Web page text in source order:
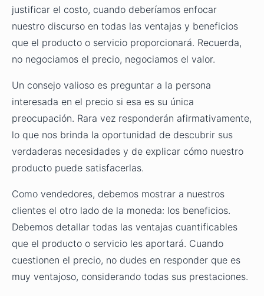
justificar el costo, cuando deberíamos enfocar
nuestro discurso en todas las ventajas y beneficios
que el producto o servicio proporcionará. Recuerda,
no negociamos el precio, negociamos el valor.
Un consejo valioso es preguntar a la persona
interesada en el precio si esa es su única
preocupación. Rara vez responderán afirmativamente,
lo que nos brinda la oportunidad de descubrir sus
verdaderas necesidades y de explicar cómo nuestro
producto puede satisfacerlas.
Como vendedores, debemos mostrar a nuestros
clientes el otro lado de la moneda: los beneficios.
Debemos detallar todas las ventajas cuantificables
que el producto o servicio les aportará. Cuando
cuestionen el precio, no dudes en responder que es
muy ventajoso, considerando todas sus prestaciones.